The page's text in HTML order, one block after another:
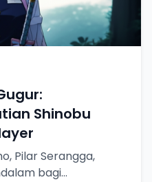
Shinobu
Pilar Serangga,
bagi